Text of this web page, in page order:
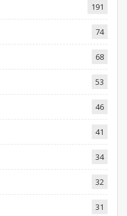
191
74
68
53
46
41
34
32
31